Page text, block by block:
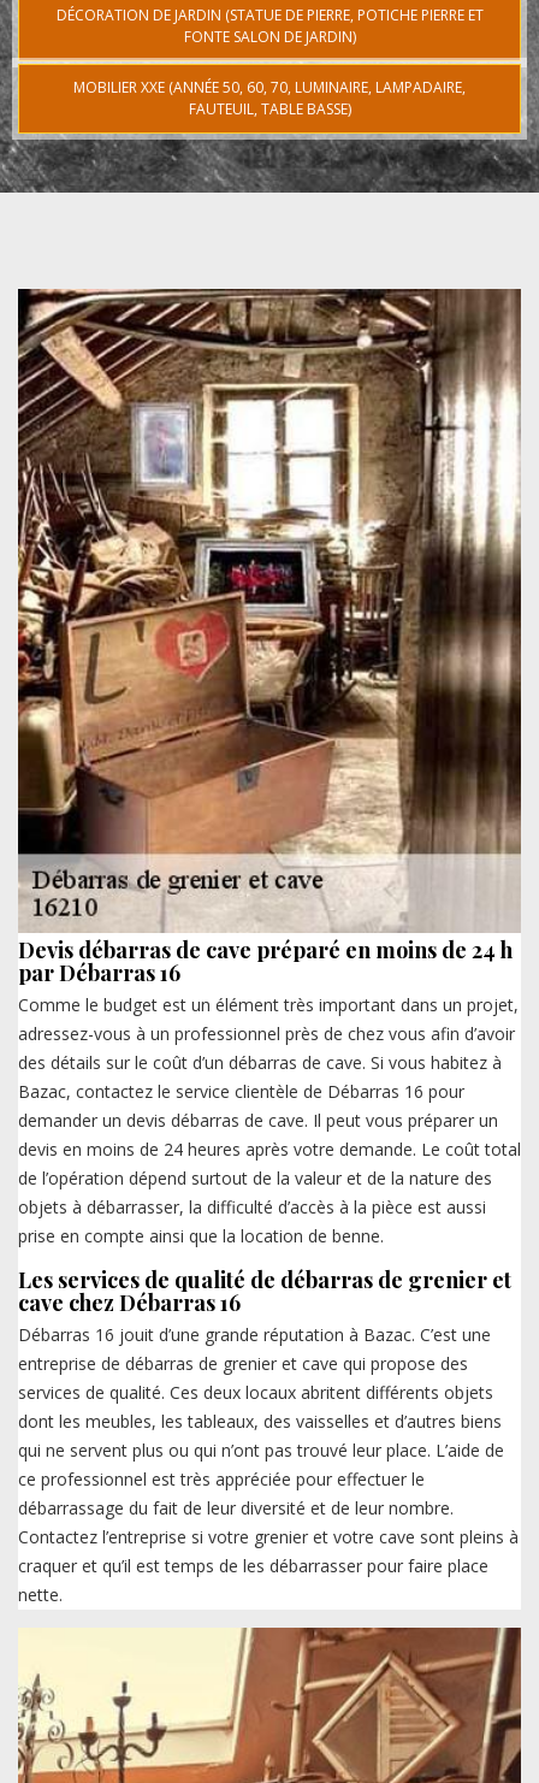
DÉCORATION DE JARDIN (STATUE DE PIERRE, POTICHE PIERRE ET
FONTE SALON DE JARDIN)
MOBILIER XXE (ANNÉE 50, 60, 70, LUMINAIRE, LAMPADAIRE,
FAUTEUIL, TABLE BASSE)
Devis débarras de cave préparé en moins de 24 h
par Débarras 16
Comme le budget est un élément très important dans un projet,
adressez-vous à un professionnel près de chez vous afin d’avoir
des détails sur le coût d’un débarras de cave. Si vous habitez à
Bazac, contactez le service clientèle de Débarras 16 pour
demander un devis débarras de cave. Il peut vous préparer un
devis en moins de 24 heures après votre demande. Le coût total
de l’opération dépend surtout de la valeur et de la nature des
objets à débarrasser, la difficulté d’accès à la pièce est aussi
prise en compte ainsi que la location de benne.
Les services de qualité de débarras de grenier et
cave chez Débarras 16
Débarras 16 jouit d’une grande réputation à Bazac. C’est une
entreprise de débarras de grenier et cave qui propose des
services de qualité. Ces deux locaux abritent différents objets
dont les meubles, les tableaux, des vaisselles et d’autres biens
qui ne servent plus ou qui n’ont pas trouvé leur place. L’aide de
ce professionnel est très appréciée pour effectuer le
débarrassage du fait de leur diversité et de leur nombre.
Contactez l’entreprise si votre grenier et votre cave sont pleins à
craquer et qu’il est temps de les débarrasser pour faire place
nette.